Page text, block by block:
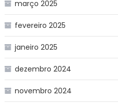
março 2025
fevereiro 2025
janeiro 2025
dezembro 2024
novembro 2024